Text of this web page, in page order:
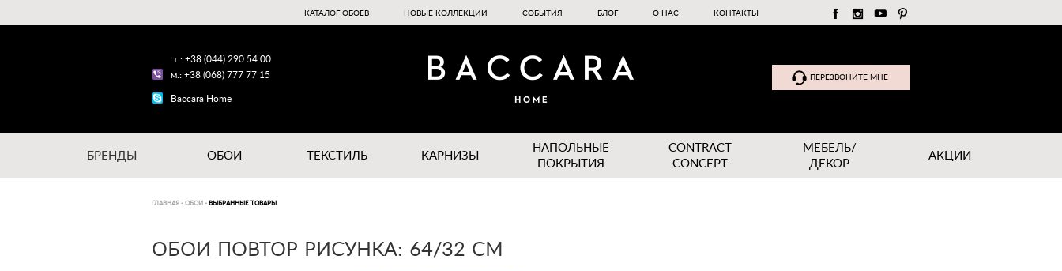
КАТАЛОГ ОБОЕВ НОВЫЕ КОЛЛЕКЦИИ СОБЫТИЯ БЛОГ О НАС КОНТАКТЫ
т.: +38 (044) 290 54 00
м.: +38 (068) 777 77 15
Baccara Home
ПЕРЕЗВОНИТЕ МНЕ
БРЕНДЫ ОБОИ ТЕКСТИЛЬ КАРНИЗЫ
НАПОЛЬНЫЕ
ПОКРЫТИЯ
CONTRACT
CONCEPT
МЕБЕЛЬ/
ДЕКОР
АКЦИИ
ГЛАВНАЯ - ОБОИ - ВЫБРАННЫЕ ТОВАРЫ
ОБОИ ПОВТОР РИСУНКА: 64/32 СМ